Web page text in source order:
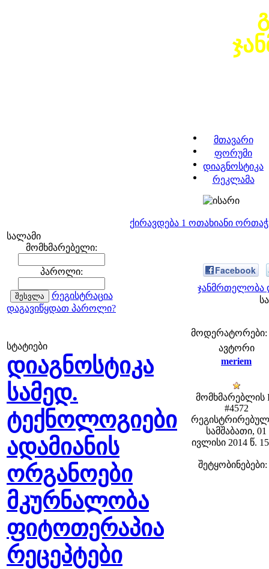
მთავარი
ფორუმი
დიაგნოსტიკა
რეკლამა
ქირავდება 1 ოთახიანი
სალამი
მომხმარებელი:
პაროლი:
რეგისტრაცია
დაგავიწყდათ პაროლი?
სტატიები
დიაგნოსტიკა
სამედ.
ტექნოლოგიები
ადამიანის
ორგანოები
მკურნალობა
ფიტოთერაპია
რეცეპტები
Facebook
ჯანმრთელობა
მოდერატორები:
ავტორი
meriem
მომხმარებლის
#4572
სამშაბათი, 01
ივლისი 2014 წ.
შეტყობინებები: